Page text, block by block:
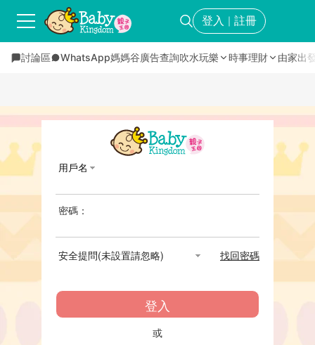
登入 ｜ 註冊
討論區 WhatsApp媽媽谷廣告查詢吹水玩樂 時事理財 由家出
用戶名
密碼：
安全提問(未設置請忽略) 找回密碼
登入
或